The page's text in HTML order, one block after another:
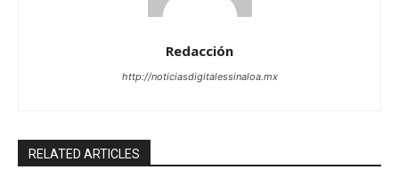
Redacción
http://noticiasdigitalessinaloa.mx
RELATED ARTICLES